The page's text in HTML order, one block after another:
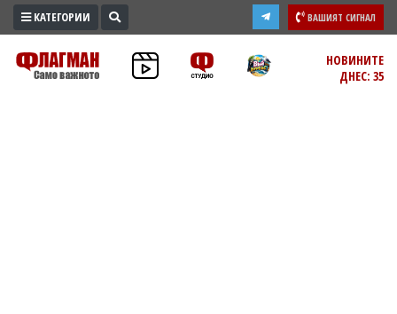
ПРОМО
ЗОНА
КАТЕГОРИИ ВАШИЯТ СИГНАЛ
НОВИНИТЕ
ДНЕС: 35